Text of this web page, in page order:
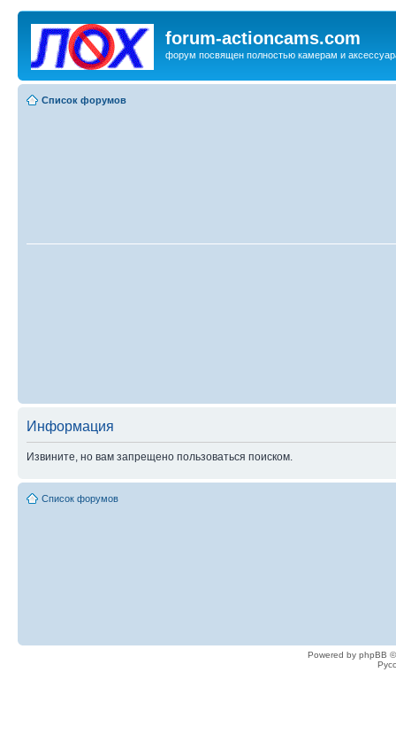
forum-actioncams.com
форум посвящен полностью камерам и
Список форумов
Информация
Извините, но вам запрещено пользоваться поиском.
Список форумов
Powered by phpBB